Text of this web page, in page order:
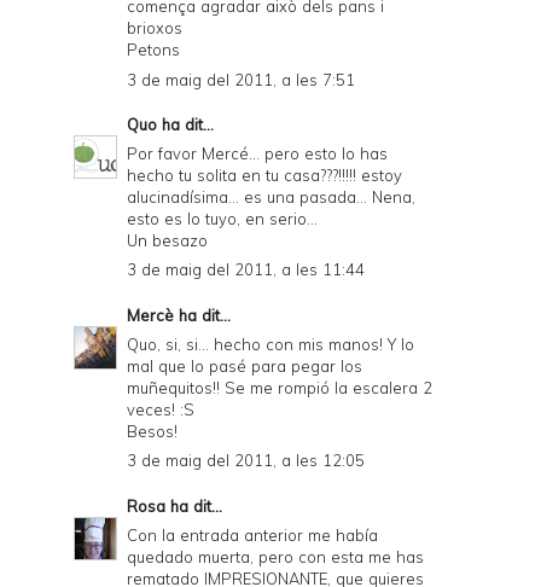
comença agradar això dels pans i
brioxos
Petons
3 de maig del 2011, a les 7:51
Quo ha dit...
Por favor Mercé... pero esto lo has
hecho tu solita en tu casa???!!!!! estoy
alucinadísima... es una pasada... Nena,
esto es lo tuyo, en serio...
Un besazo
3 de maig del 2011, a les 11:44
Mercè ha dit...
Quo, si, si... hecho con mis manos! Y lo
mal que lo pasé para pegar los
muñequitos!! Se me rompió la escalera 2
veces! :S
Besos!
3 de maig del 2011, a les 12:05
Rosa ha dit...
Con la entrada anterior me había
quedado muerta, pero con esta me has
rematado IMPRESIONANTE, que quieres